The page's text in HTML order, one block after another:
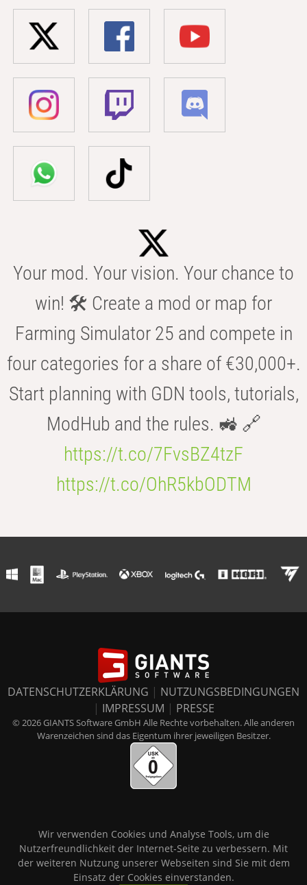
Your mod. Your vision. Your chance to
win! 🛠️ Create a mod or map for
Farming Simulator 25 and compete in
four categories for a share of €30,000+.
Start planning with GDN tools, tutorials,
ModHub and the rules. 🚜 🔗
https://t.co/7FvsBZ4tzF
https://t.co/OhR5kbODTM
DATENSCHUTZERKLÄRUNG | NUTZUNGSBEDINGUNGEN
| IMPRESSUM | PRESSE
© 2026 GIANTS Software GmbH Alle Rechte vorbehalten. Alle anderen
Warenzeichen sind das Eigentum ihrer jeweiligen Besitzer.
Wir verwenden Cookies und Analyse Tools, um die
Nutzerfreundlichkeit der Internet-Seite zu verbessern. Mit
der weiteren Nutzung unserer Webseiten sind Sie mit dem
Einsatz der Cookies einverstanden.